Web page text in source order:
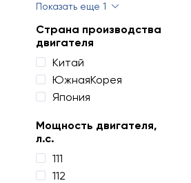
Показать еще 1
Страна производства
двигателя
Китай
ЮжнаяКорея
Япония
Мощность двигателя,
л.с.
111
112